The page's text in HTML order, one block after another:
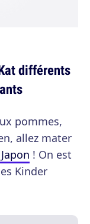
différents
pommes,
allez mater
! On est
Kinder